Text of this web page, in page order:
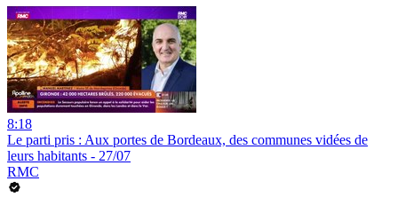
8:18
Le parti pris : Aux portes de Bordeaux, des communes vidées de
leurs habitants - 27/07
RMC